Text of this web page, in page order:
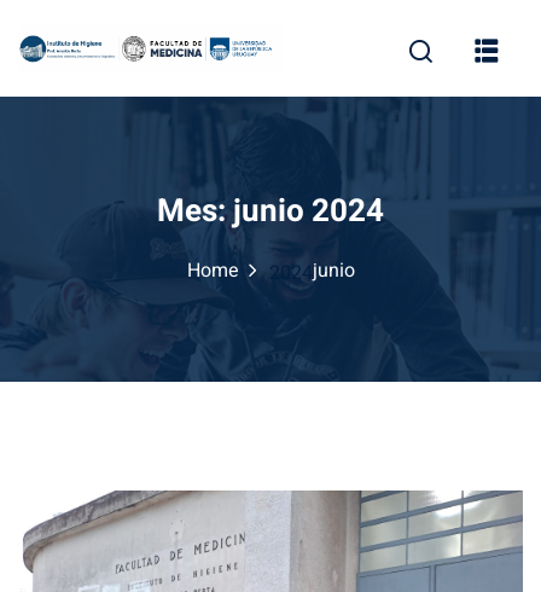
Mes:junio 2024
Home 2024junio